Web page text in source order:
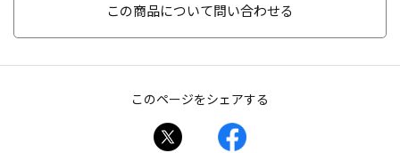
この商品について問い合わせる
このページをシェアする